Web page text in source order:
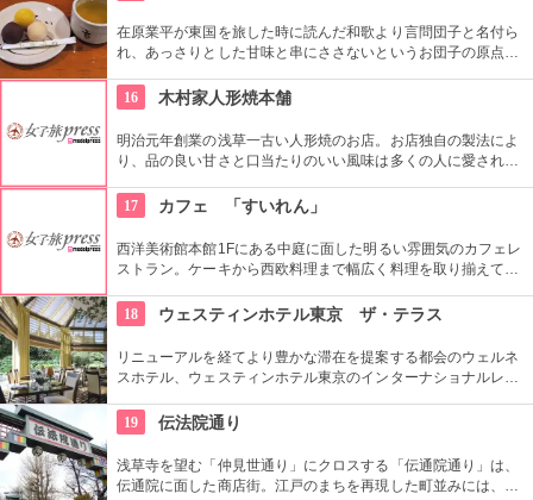
在原業平が東国を旅した時に読んだ和歌より言問団子と名付ら
れ、あっさりとした甘味と串にささないというお団子の原点を
の餡の３種類がある。
16 木村家人形焼本舗
明治元年創業の浅草一古い人形焼のお店。お店独自の製法によ
り、品の良い甘さと口当たりのいい風味は多くの人に愛されて
ンコの入っていないタイプもあり。ハトのマークを目印に探し
て。
17 カフェ 「すいれん」
西洋美術館本館1Fにある中庭に面した明るい雰囲気のカフェレ
ストラン。ケーキから西欧料理まで幅広く料理を取り揃えてい
ご用意！
18 ウェスティンホテル東京 ザ・テラス
リニューアルを経てより豊かな滞在を提案する都会のウェルネ
スホテル、ウェスティンホテル東京のインターナショナルレス
にアツアツで食べられるビュッフェスタイルのレストラン。旬
の野菜がふんだんに使われているのでとてもヘルシー。宝石の
ようなデザートは、ベテランシェフ一押し。
19 伝法院通り
浅草寺を望む「仲見世通り」にクロスする「伝通院通り」は、
伝通院に面した商店街。江戸のまちを再現した町並みには、屋